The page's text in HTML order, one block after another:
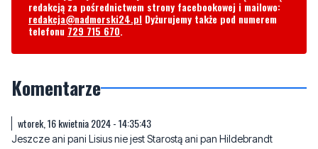
redakcją za pośrednictwem strony facebookowej i mailowo:
redakcja@nadmorski24.pl Dyżurujemy także pod numerem
telefonu 729 715 670.
Komentarze
wtorek, 16 kwietnia 2024 - 14:35:43
Jeszcze ani pani Lisius nie jest Starostą ani pan Hildebrandt